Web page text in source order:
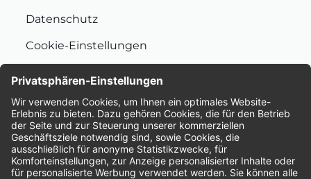
Datenschutz
Cookie-Einstellungen
Bewertungen